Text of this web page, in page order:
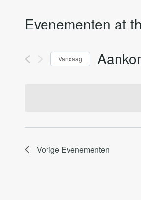
Evenementen at
Vandaag
Vorige Evenementen